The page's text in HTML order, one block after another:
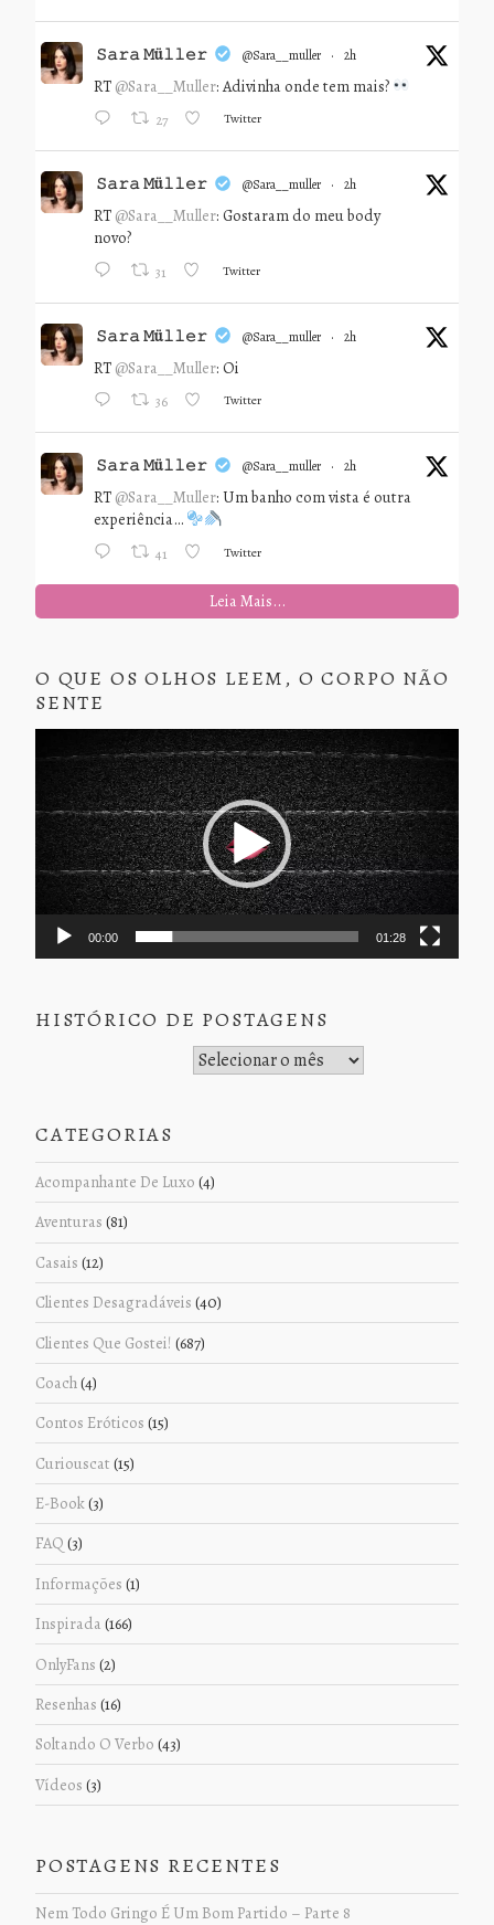
𝚂𝚊𝚛𝚊 𝙼ü𝚕𝚕𝚎𝚛 @sara__muller · 2h
RT @Sara__Muller: Adivinha onde tem mais?
27 Twitter
𝚂𝚊𝚛𝚊 𝙼ü𝚕𝚕𝚎𝚛 @sara__muller · 2h
RT @Sara__Muller: Gostaram do meu body
novo?
31 Twitter
𝚂𝚊𝚛𝚊 𝙼ü𝚕𝚕𝚎𝚛 @sara__muller · 2h
RT @Sara__Muller: Oi
36 Twitter
𝚂𝚊𝚛𝚊 𝙼ü𝚕𝚕𝚎𝚛 @sara__muller · 2h
RT @Sara__Muller: Um banho com vista é outra
experiência…
41 Twitter
Leia Mais...
O QUE OS OLHOS LEEM, O CORPO NÃO
SENTE
de
vídeo
00:00 01:28
HISTÓRICO DE POSTAGENS
CATEGORIAS
Acompanhante De Luxo (4)
Aventuras (81)
Casais (12)
Clientes Desagradáveis (40)
Clientes Que Gostei! (687)
Coach(4)
Contos Eróticos (15)
Curiouscat (15)
E-Book(3)
FAQ (3)
Informações (1)
Inspirada (166)
OnlyFans (2)
Resenhas (16)
Soltando O Verbo (43)
Vídeos (3)
POSTAGENS RECENTES
Nem Todo Gringo É Um Bom Partido – Parte 8